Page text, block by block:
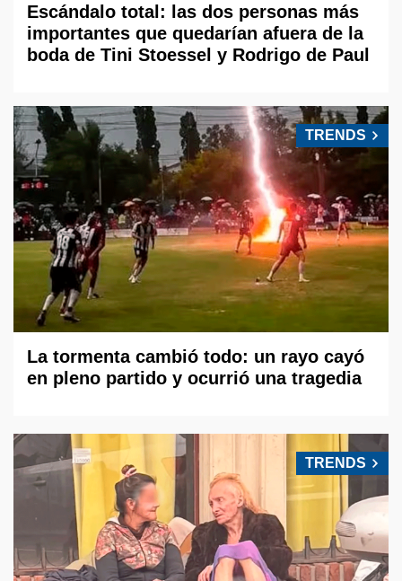
Escándalo total: las dos personas más
importantes que quedarían afuera de la
boda de Tini Stoessel y Rodrigo de Paul
TRENDS
La tormenta cambió todo: un rayo cayó
en pleno partido y ocurrió una tragedia
TRENDS